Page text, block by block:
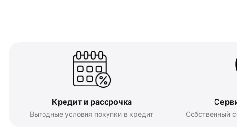
Кредит и рассрочка
Выгодные условия покупки в кредит Собственный